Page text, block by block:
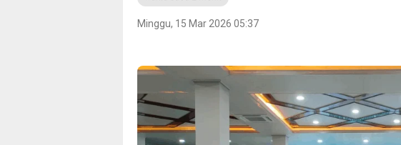
Minggu, 15 Mar 2026 05:37